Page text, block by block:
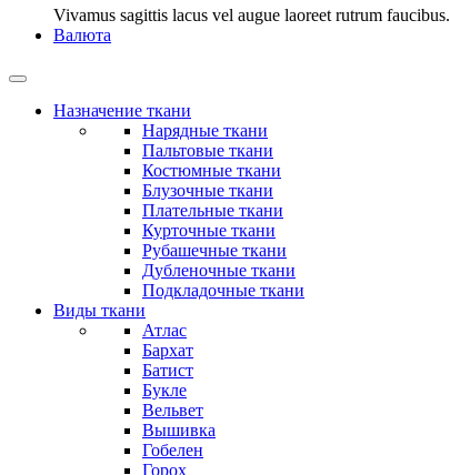
Vivamus sagittis lacus vel augue laoreet rutrum faucibus.
Валюта
Назначение ткани
Нарядные ткани
Пальтовые ткани
Костюмные ткани
Блузочные ткани
Плательные ткани
Курточные ткани
Рубашечные ткани
Дубленочные ткани
Подкладочные ткани
Виды ткани
Атлас
Бархат
Батист
Букле
Вельвет
Вышивка
Гобелен
Горох